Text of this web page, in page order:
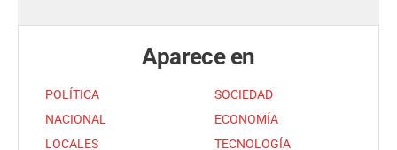
Aparece en
POLÍTICA
NACIONAL
LOCALES
SOCIEDAD
ECONOMÍA
TECNOLOGÍA